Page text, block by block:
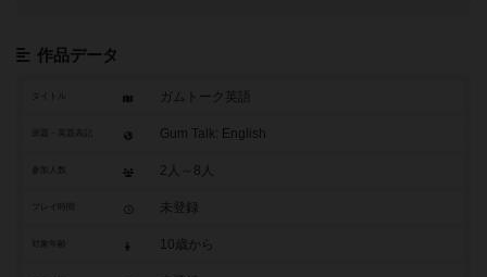
作品データ
タイトル ガムトーク英語
Gum Talk: English
参加人数 2人～8人
未登録
10歳から